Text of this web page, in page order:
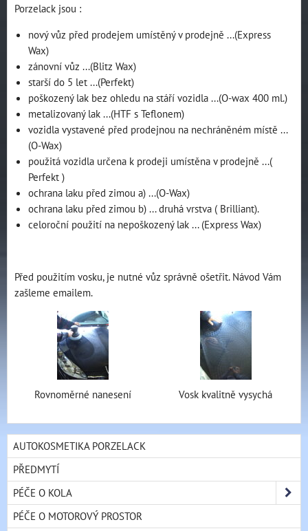
Porzelack jsou :
nový vůz před prodejem umístěný v prodejně ...(Express
Wax)
zánovní vůz ...(Blitz Wax)
starší do 5 let ...(Perfekt)
poškozený lak bez ohledu na stáří vozidla ...(O-wax 400 ml.)
metalizovaný lak ...(HTF s Teflonem)
vozidla vystavené před prodejnou na nechráněném místě ...
(O-Wax)
použitá vozidla určena k prodeji umístěna v prodejně ...(
Perfekt )
ochrana laku před zimou a) ...(O-Wax)
ochrana laku před zimou b) ... druhá vrstva ( Brilliant).
celoroční použití na nepoškozený lak ... (Express Wax)
Před použitím vosku, je nutné vůz správně ošetřit. Návod Vám
zašleme emailem.
Rovnoměrné nanesení Vosk kvalitně vysychá
AUTOKOSMETIKA PORZELACK
PŘEDMYTÍ
PÉČE O KOLA
PÉČE O MOTOROVÝ PROSTOR